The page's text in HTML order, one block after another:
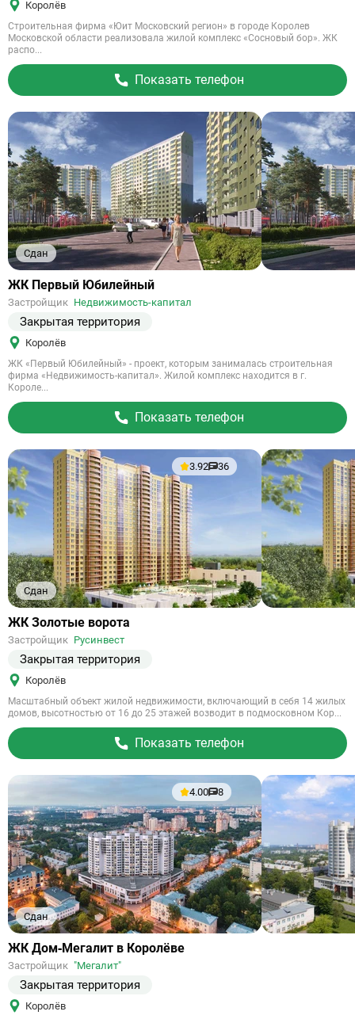
Королёв
Строительная фирма «Юит Московский регион» в городе Королев
Московской области реализовала жилой комплекс «Сосновый бор». ЖК
распо...
Показать телефон
Сдан
Ссылка
объект
ЖК Первый Юбилейный
Застройщик Недвижимость-капитал
Закрытая территория
Королёв
ЖК «Первый Юбилейный» - проект, которым занималась строительная
фирма «Недвижимость-капитал». Жилой комплекс находится в г.
Короле...
Показать телефон
Сдан
3.92 36
Ссылка
объект
ЖК Золотые ворота
Застройщик Русинвест
Закрытая территория
Королёв
Масштабный объект жилой недвижимости, включающий в себя 14 жилых
домов, высотностью от 16 до 25 этажей возводит в подмосковном Кор...
Показать телефон
Сдан
4.00 8
Ссылка
объект
ЖК Дом‐Мегалит в Королёве
Застройщик "Мегалит"
Закрытая территория
Королёв